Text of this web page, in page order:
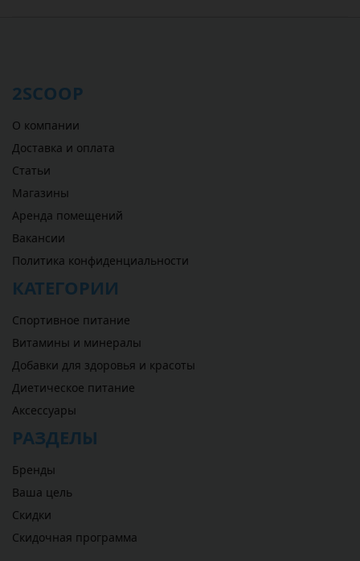
2SCOOP
О компании
Доставка и оплата
Статьи
Магазины
Аренда помещений
Вакансии
Политика конфиденциальности
КАТЕГОРИИ
Спортивное питание
Витамины и минералы
Добавки для здоровья и красоты
Диетическое питание
Аксессуары
РАЗДЕЛЫ
Бренды
Ваша цель
Скидки
Скидочная программа